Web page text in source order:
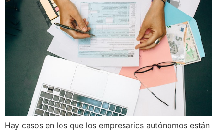
Hay casos en los que los empresarios autónomos están